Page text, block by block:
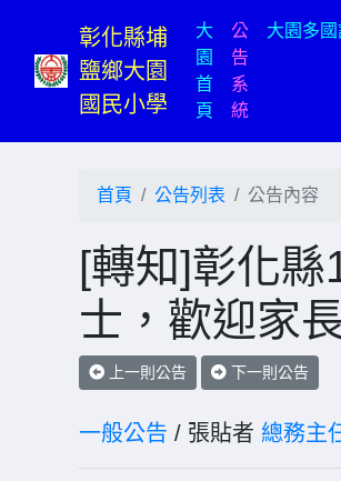
彰化縣埔
鹽鄉大園
國民小學
大
園
首
頁 (current)
公
告
系
統
大園多
首頁 公告列表 公告內容
[轉知]彰化縣
士，歡迎家
上一則公告 下一則公告
一般公告 / 張貼者 總務主